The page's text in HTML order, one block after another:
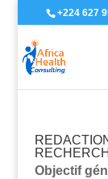
+224 627
Objectif